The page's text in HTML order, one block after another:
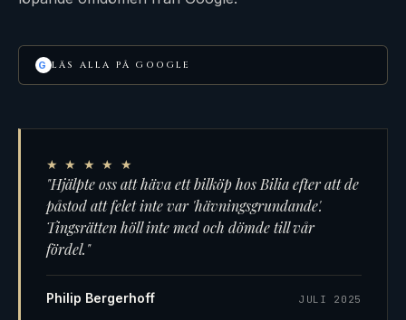
G LÄS ALLA PÅ GOOGLE
★ ★ ★ ★ ★
"Hjälpte oss att häva ett bilköp hos Bilia efter att de
påstod att felet inte var 'hävningsgrundande'.
Tingsrätten höll inte med och dömde till vår
fördel."
Philip Bergerhoff JULI 2025